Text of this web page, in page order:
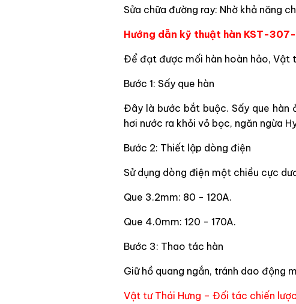
Sửa chữa đường ray: Nhờ khả năng
Hướng dẫn kỹ thuật hàn KST-
Để đạt được mối hàn hoàn hảo, Vật
Bước 1: Sấy que hàn
Đây là bước bắt buộc. Sấy que
hơi nước ra khỏi vỏ bọc, ngăn ngừa
Bước 2: Thiết lập dòng điện
Sử dụng dòng điện một chiều cực
Que 3.2mm: 80 - 120A.
Que 4.0mm: 120 - 170A.
Bước 3: Thao tác hàn
Giữ hồ quang ngắn, tránh dao động
Vật tư Thái Hưng – Đối tác chiến